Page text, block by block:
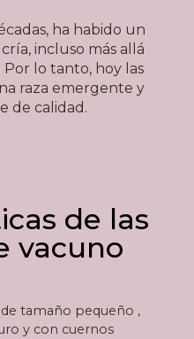
ha habido un
incluso más allá
lo tanto, hoy las
raza emergente y
de calidad.
de las
vacuno
de tamaño pequeño ,
y con cuernos